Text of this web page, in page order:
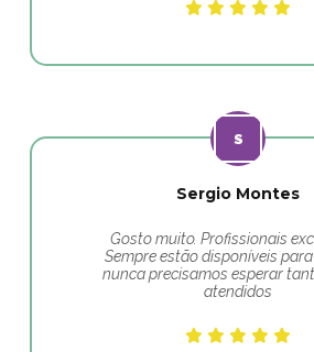
Sergio Montes
Gosto muito. Profissionais
Sempre estão disponíveis
nunca precisamos esperar
atendidos